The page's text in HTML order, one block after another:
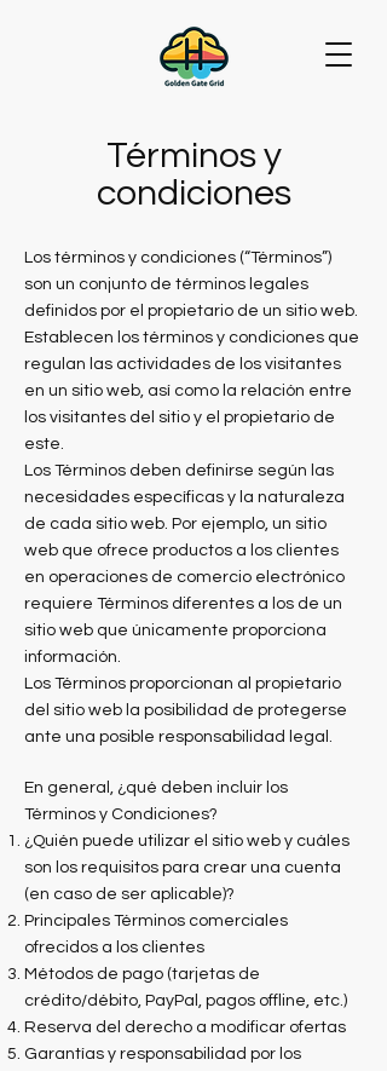
Términos y
condiciones
Los términos y condiciones (“Términos”)
son un conjunto de términos legales
definidos por el propietario de un sitio web.
Establecen los términos y condiciones que
regulan las actividades de los visitantes
en un sitio web, así como la relación entre
los visitantes del sitio y el propietario de
este.
Los Términos deben definirse según las
necesidades específicas y la naturaleza
de cada sitio web. Por ejemplo, un sitio
web que ofrece productos a los clientes
en operaciones de comercio electrónico
requiere Términos diferentes a los de un
sitio web que únicamente proporciona
información.
Los Términos proporcionan al propietario
del sitio web la posibilidad de protegerse
ante una posible responsabilidad legal.
En general, ¿qué deben incluir los
Términos y Condiciones?
¿Quién puede utilizar el sitio web y cuáles
son los requisitos para crear una cuenta
(en caso de ser aplicable)?
Principales Términos comerciales
ofrecidos a los clientes
Métodos de pago (tarjetas de
crédito/débito, PayPal, pagos offline, etc.)
Reserva del derecho a modificar ofertas
Garantías y responsabilidad por los